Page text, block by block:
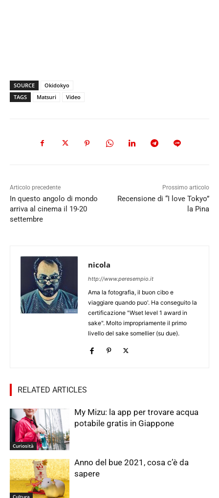
SOURCE
Okidokyo
TAGS
Matsuri Video
Articolo precedente
In questo angolo di mondo
arriva al cinema il 19-20
settembre
Prossimo articolo
Recensione di “I love Tokyo”
la Pina
nicola
http://www.peresempio.it
Ama la fotografia, il buon cibo e
viaggiare quando puo'. Ha conseguito la
certificazione "Wset level 1 award in
sake". Molto impropriamente il primo
livello del sake somellier (su due).
RELATED ARTICLES
Curiosità
My Mizu: la app per trovare acqua
potabile gratis in Giappone
Cultura
Anno del bue 2021, cosa c’è da
sapere